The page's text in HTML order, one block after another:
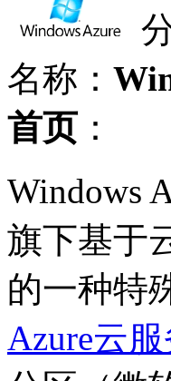
名称：
首页 ：
Windows
旗下基于
的一种特
Azure云